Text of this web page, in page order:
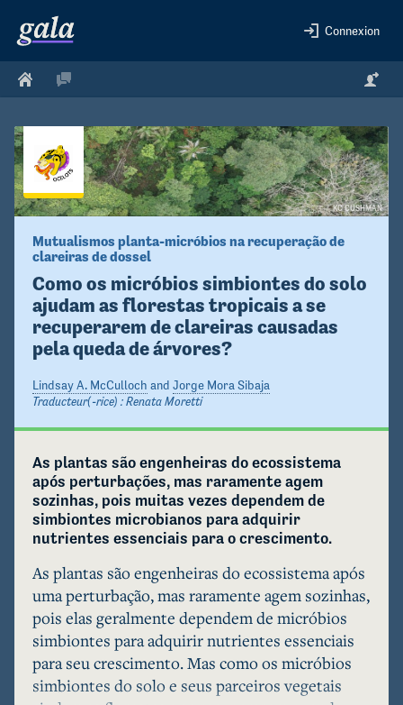
Connexion
KC CUSHMAN
Mutualismos planta-micróbios na recuperação de
clareiras de dossel
Como os micróbios simbiontes do solo
ajudam as florestas tropicais a se
recuperarem de clareiras causadas
pela queda de árvores?
Lindsay A. McCulloch and Jorge Mora Sibaja
Traducteur(-rice) :Renata Moretti
As plantas são engenheiras do ecossistema
após perturbações, mas raramente agem
sozinhas, pois muitas vezes dependem de
simbiontes microbianos para adquirir
nutrientes essenciais para o crescimento.
As plantas são engenheiras do ecossistema após
uma perturbação, mas raramente agem sozinhas,
pois elas geralmente dependem de micróbios
simbiontes para adquirir nutrientes essenciais
para seu crescimento. Mas como os micróbios
simbiontes do solo e seus parceiros vegetais